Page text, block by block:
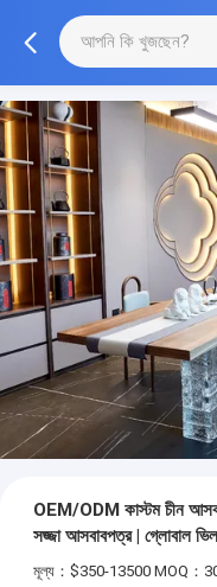
OEM/ODM কাস্টম চীন
সজ্জা আসবাবপত্র | গ্লোবাল
কাস্টম ফিক্সড এবং অস্থাবর চা
মূল্য：$350-13500 MOQ：